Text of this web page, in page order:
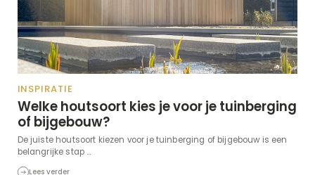
INSPIRATIE
Welke houtsoort kies je voor je tuinberging
of bijgebouw?
De juiste houtsoort kiezen voor je tuinberging of bijgebouw is een
belangrijke stap ...
Lees verder